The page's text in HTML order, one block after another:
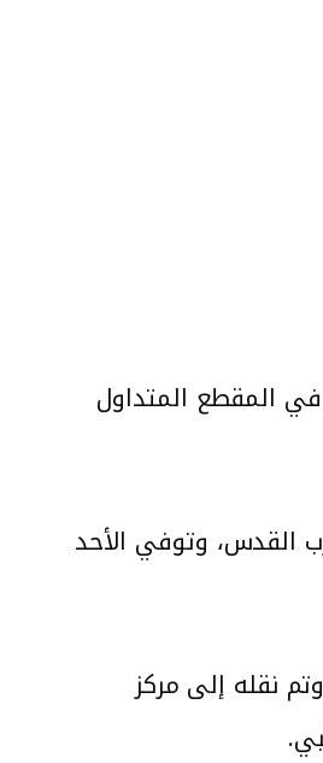
المقطع المتداول
6 أشهر من بلدة قطنة شمال غرب القدس، وتوفي الأحد
ارتفعت درجة حرارة الطفل موسى إلى 41 درجة مئوية، وتم نقله إلى مركز